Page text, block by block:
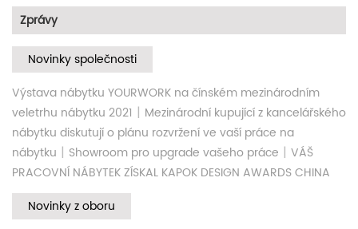
Zprávy
Novinky společnosti
Výstava nábytku YOURWORK na čínském mezinárodním
veletrhu nábytku 2021 | Mezinárodní kupující z kancelářského
nábytku diskutují o plánu rozvržení ve vaší práce na
nábytku | Showroom pro upgrade vašeho práce | VÁŠ
PRACOVNÍ NÁBYTEK ZÍSKAL KAPOK DESIGN AWARDS CHINA
Novinky z oboru